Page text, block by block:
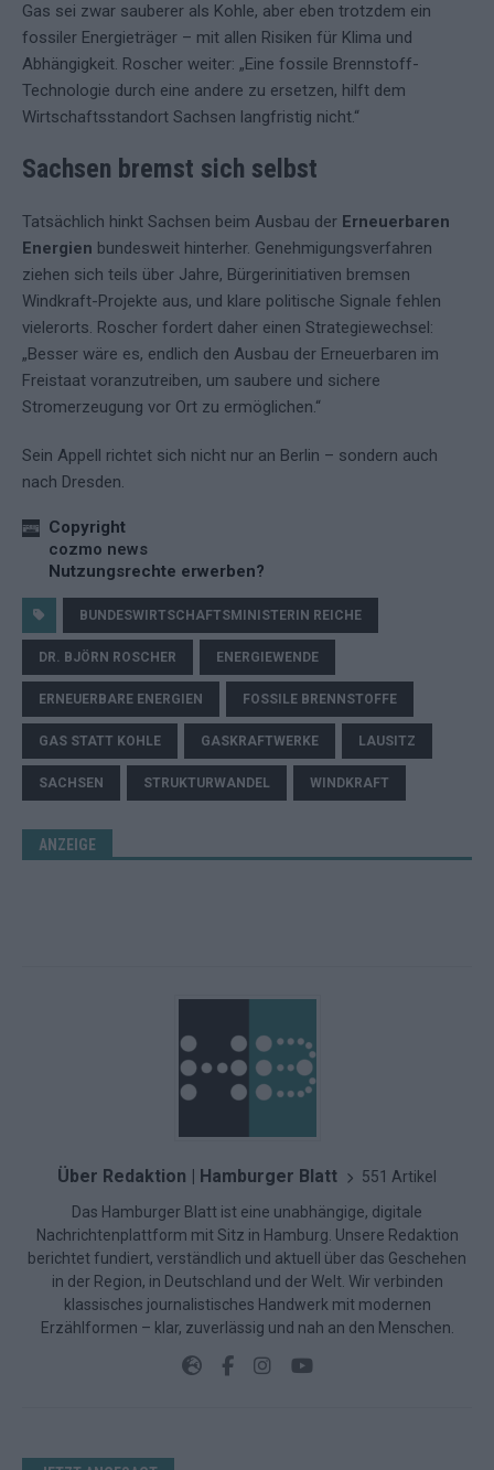
Gas sei zwar sauberer als Kohle, aber eben trotzdem ein
fossiler Energieträger – mit allen Risiken für Klima und
Abhängigkeit. Roscher weiter: „Eine fossile Brennstoff-
Technologie durch eine andere zu ersetzen, hilft dem
Wirtschaftsstandort Sachsen langfristig nicht.“
Sachsen bremst sich selbst
Tatsächlich hinkt Sachsen beim Ausbau der Erneuerbaren
Energien bundesweit hinterher. Genehmigungsverfahren
ziehen sich teils über Jahre, Bürgerinitiativen bremsen
Windkraft-Projekte aus, und klare politische Signale fehlen
vielerorts. Roscher fordert daher einen Strategiewechsel:
„Besser wäre es, endlich den Ausbau der Erneuerbaren im
Freistaat voranzutreiben, um saubere und sichere
Stromerzeugung vor Ort zu ermöglichen.“
Sein Appell richtet sich nicht nur an Berlin – sondern auch
nach Dresden.
Copyright
cozmo news
Nutzungsrechte erwerben?
BUNDESWIRTSCHAFTSMINISTERIN REICHE
DR. BJÖRN ROSCHER ENERGIEWENDE
ERNEUERBARE ENERGIEN FOSSILE BRENNSTOFFE
GAS STATT KOHLE GASKRAFTWERKE LAUSITZ
SACHSEN STRUKTURWANDEL WINDKRAFT
ANZEIGE
Über Redaktion | Hamburger Blatt 551 Artikel
Das Hamburger Blatt ist eine unabhängige, digitale
Nachrichtenplattform mit Sitz in Hamburg. Unsere Redaktion
berichtet fundiert, verständlich und aktuell über das Geschehen
in der Region, in Deutschland und der Welt. Wir verbinden
klassisches journalistisches Handwerk mit modernen
Erzählformen – klar, zuverlässig und nah an den Menschen.